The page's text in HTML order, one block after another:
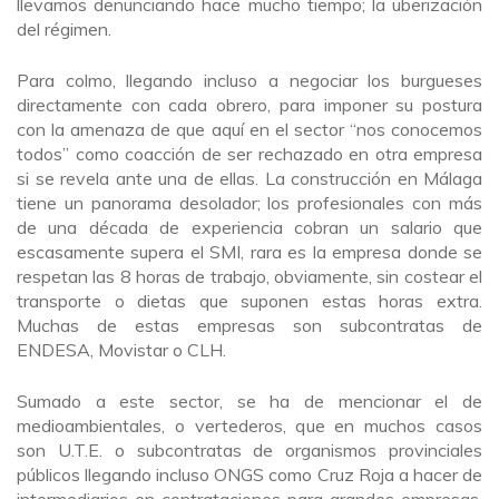
del régimen.
Para colmo, llegando incluso a negociar los burgueses
directamente con cada obrero, para imponer su postura
con la amenaza de que aquí en el sector “nos conocemos
todos” como coacción de ser rechazado en otra empresa
si se revela ante una de ellas. La construcción en Málaga
tiene un panorama desolador; los profesionales con más
de una década de experiencia cobran un salario que
escasamente supera el SMI, rara es la empresa donde se
respetan las 8 horas de trabajo, obviamente, sin costear el
transporte o dietas que suponen estas horas extra.
Muchas de estas empresas son subcontratas de
ENDESA, Movistar o CLH.
Sumado a este sector, se ha de mencionar el de
medioambientales, o vertederos, que en muchos casos
son U.T.E. o subcontratas de organismos provinciales
públicos llegando incluso ONGS como Cruz Roja a hacer de